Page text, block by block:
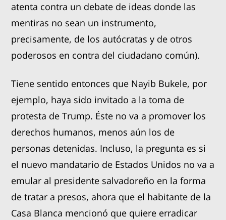
atenta contra un debate de ideas donde las
mentiras no sean un instrumento,
precisamente, de los autócratas y de otros
poderosos en contra del ciudadano común).
Tiene sentido entonces que Nayib Bukele, por
ejemplo, haya sido invitado a la toma de
protesta de Trump. Éste no va a promover los
derechos humanos, menos aún los de
personas detenidas. Incluso, la pregunta es si
el nuevo mandatario de Estados Unidos no va a
emular al presidente salvadoreño en la forma
de tratar a presos, ahora que el habitante de la
Casa Blanca mencionó que quiere erradicar